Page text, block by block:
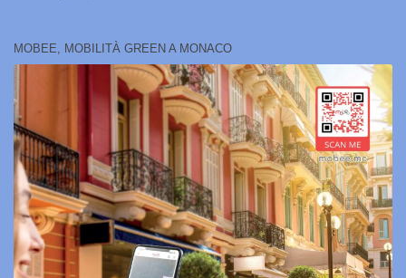
MOBEE, MOBILITÀ GREEN A MONACO